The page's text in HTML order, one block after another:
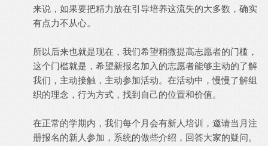
来说，如果要把精力放在引导培养这流失的大多数，确实
有点力不从心。
所以后来也就是现在，我们希望稍微提高志愿者的门槛，
这个门槛就是，希望新报名加入的志愿者能够主动的了解
我们，主动接触，主动参加活动。在活动中，慢慢了解组
织的理念，行为方式，找到自己的位置和价值。
在正常的学期内，我们每个月会有新人培训，邀请当月注
册报名的新人参加，系统的做些介绍，回答大家的疑问。